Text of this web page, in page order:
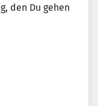
den Du gehen